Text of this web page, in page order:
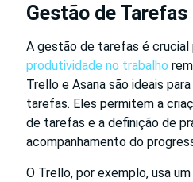
Gestão de Tarefas
A gestão de tarefas é crucial
produtividade no trabalho
Trello e Asana são ideais
tarefas. Eles permitem a
de tarefas e a definição de
acompanhamento do
O Trello, por exemplo, usa